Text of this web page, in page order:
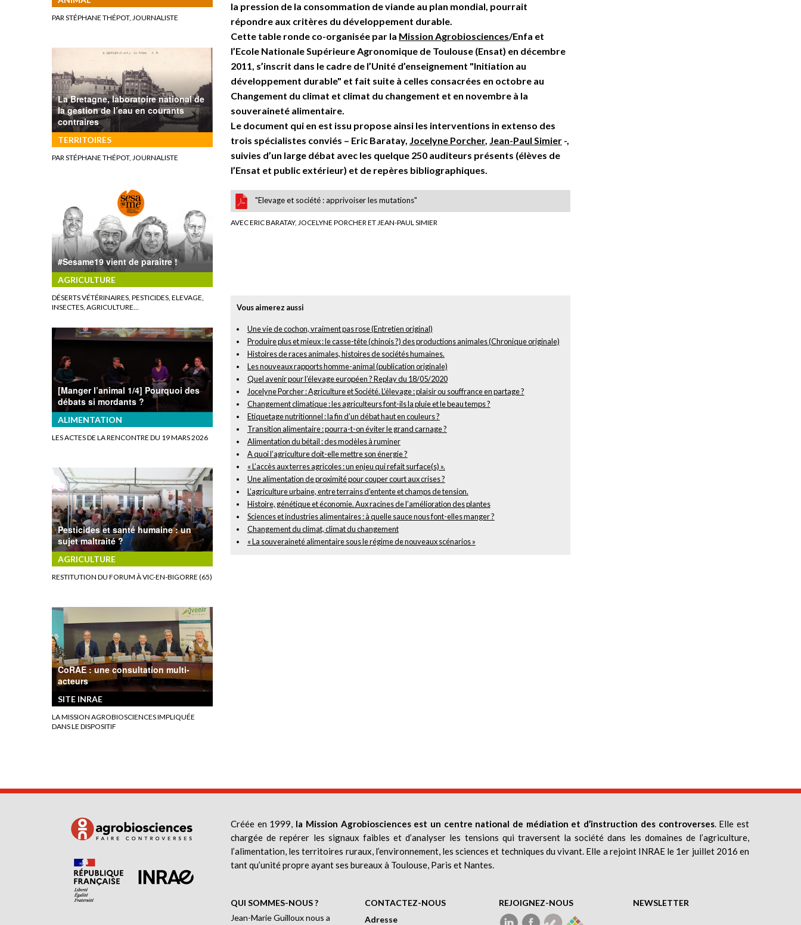
la pression de la consommation de viande au plan mondial, pourrait
répondre aux critères du développement durable.
Cette table ronde co-organisée par la Mission Agrobiosciences/Enfa et
l’Ecole Nationale Supérieure Agronomique de Toulouse (Ensat) en décembre
2011, s’inscrit dans le cadre de l’Unité d’enseignement "Initiation au
développement durable" et fait suite à celles consacrées en octobre au
Changement du climat et climat du changement et en novembre à la
souveraineté alimentaire.
Le document qui en est issu propose ainsi les interventions in extenso des
trois spécialistes conviés – Eric Baratay, Jocelyne Porcher, Jean-Paul Simier -,
suivies d’un large débat avec les quelque 250 auditeurs présents (élèves de
l’Ensat et public extérieur) et de repères bibliographiques.
"Elevage et société : apprivoiser les mutations"
AVEC ERIC BARATAY, JOCELYNE PORCHER ET JEAN-PAUL SIMIER
Vous aimerez aussi
Une vie de cochon, vraiment pas rose (Entretien original)
Produire plus et mieux : le casse-tête (chinois ?) des productions animales (Chronique originale)
Histoires de races animales, histoires de sociétés humaines.
Les nouveaux rapports homme-animal (publication originale)
Quel avenir pour l’élevage européen ? Replay du 18/05/2020
Jocelyne Porcher : Agriculture et Société. L’élevage : plaisir ou souffrance en partage ?
Changement climatique : les agriculteurs font-ils la pluie et le beau temps ?
Etiquetage nutritionnel : la fin d’un débat haut en couleurs ?
Transition alimentaire : pourra-t-on éviter le grand carnage ?
Alimentation du bétail : des modèles à ruminer
A quoi l’agriculture doit-elle mettre son énergie ?
« L’accès aux terres agricoles : un enjeu qui refait surface(s) ».
Une alimentation de proximité pour couper court aux crises ?
L’agriculture urbaine, entre terrains d’entente et champs de tension.
Histoire, génétique et économie. Aux racines de l’amélioration des plantes
Sciences et industries alimentaires : à quelle sauce nous font-elles manger ?
Changement du climat, climat du changement
« La souveraineté alimentaire sous le régime de nouveaux scénarios »
PAR STÉPHANE THÉPOT, JOURNALISTE
La Bretagne, laboratoire national de
la gestion de l’eau en courants
contraires
TERRITOIRES
PAR STÉPHANE THÉPOT, JOURNALISTE
#Sesame19 vient de paraître !
AGRICULTURE
DÉSERTS VÉTÉRINAIRES, PESTICIDES, ELEVAGE,
INSECTES, AGRICULTURE…
[Manger l’animal 1/4] Pourquoi des
débats si mordants ?
ALIMENTATION
LES ACTES DE LA RENCONTRE DU 19 MARS 2026
Pesticides et santé humaine : un
sujet maltraité ?
AGRICULTURE
RESTITUTION DU FORUM À VIC-EN-BIGORRE (65)
CoRAE : une consultation multi-
acteurs
SITE INRAE
LA MISSION AGROBIOSCIENCES IMPLIQUÉE
DANS LE DISPOSITIF
Créée en 1999, la Mission Agrobiosciences est un centre national de médiation et d’instruction des controverses. Elle est
chargée de repérer les signaux faibles et d’analyser les tensions qui traversent la société dans les domaines de l’agriculture,
l’alimentation, les territoires ruraux, l’environnement, les sciences et techniques du vivant. Elle a rejoint INRAE le 1er juillet 2016 en
tant qu’unité propre ayant ses bureaux à Toulouse, Paris et Nantes.
QUI SOMMES-NOUS ?
Jean-Marie Guilloux nous a
CONTACTEZ-NOUS
Adresse
REJOIGNEZ-NOUS NEWSLETTER